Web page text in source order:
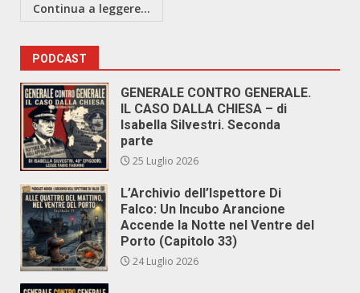
Continua a leggere...
PODCAST
GENERALE CONTRO GENERALE.
IL CASO DALLA CHIESA – di
Isabella Silvestri. Seconda
parte
25 Luglio 2026
L’Archivio dell’Ispettore Di
Falco: Un Incubo Arancione
Accende la Notte nel Ventre del
Porto (Capitolo 33)
24 Luglio 2026